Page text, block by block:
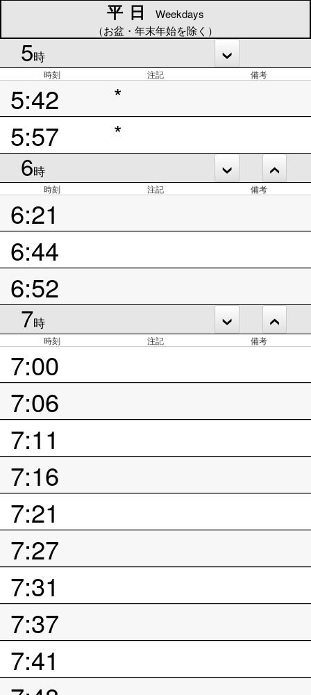
平日
Weekdays
（お盆・年末年始を除く）
5時
時刻 注記 備考
5:42 *
5:57 *
6時
時刻 注記 備考
6:21
6:44
6:52
7時
時刻 注記 備考
7:00
7:06
7:11
7:16
7:21
7:27
7:31
7:37
7:41